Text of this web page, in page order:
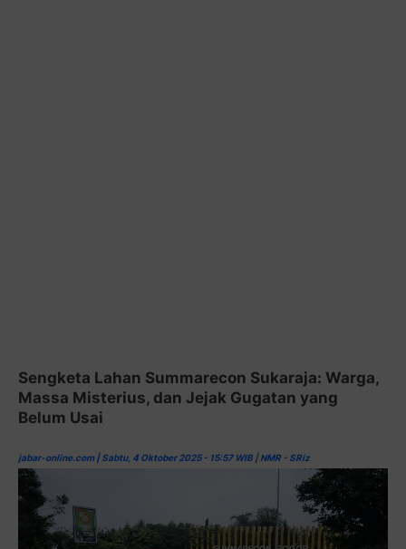
Sengketa Lahan Summarecon Sukaraja: Warga,
Massa Misterius, dan Jejak Gugatan yang
Belum Usai
jabar-online.com | Sabtu, 4 Oktober 2025 - 15:57 WIB |NMR- SRiz